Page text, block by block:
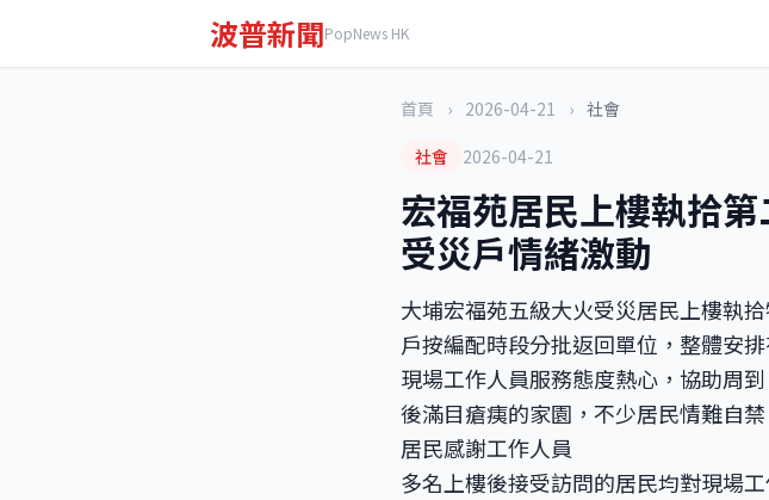
波普新聞PopNews HK
首頁 › 2026-04-21 › 社會
社會
2026-04-21
宏福苑居民上樓執拾
受災戶情緒激動
大埔宏福苑五級大火受災居民上樓執
戶按編配時段分批返回單位，整體安
現場工作人員服務態度熱心，協助周
後滿目瘡痍的家園，不少居民情難自
居民感謝工作人員
多名上樓後接受訪問的居民均對現場